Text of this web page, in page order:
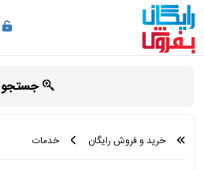
جستجو
خرید و فروش رایگان خدمات